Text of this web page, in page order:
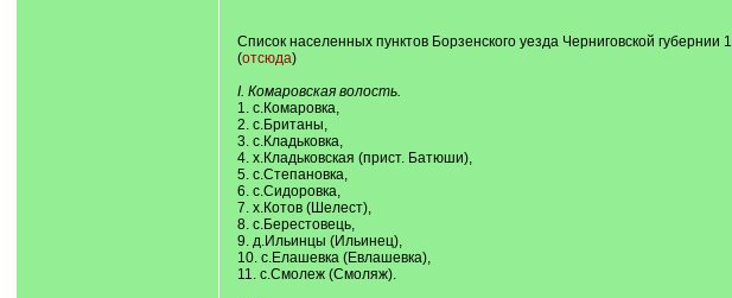
Список населенных пунктов Борзенского уезда Черниговской
(отсюда)
I. Комаровская волость.
1. с.Комаровка,
2. с.Британы,
3. с.Кладьковка,
4. х.Кладьковская (прист. Батюши),
5. с.Степановка,
6. с.Сидоровка,
7. х.Котов (Шелест),
8. с.Берестовець,
9. д.Ильинцы (Ильинец),
10. с.Елашевка (Евлашевка),
11. с.Смолеж (Смоляж).